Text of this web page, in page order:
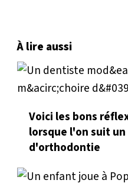
À lire aussi
Voici les bons
lorsque l'on suit
d'orthodontie